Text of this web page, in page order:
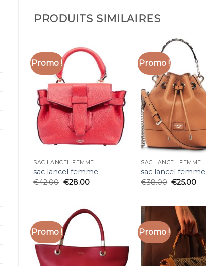
PRODUITS SIMILAIRES
Promo !
SAC LANCEL FEMME
sac lancel femme
€42.00 €28.00
Promo !
SAC LANCEL FEMME
sac lancel femme
€38.00 €25.00
Promo ! Promo !